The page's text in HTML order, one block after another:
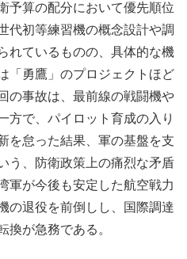
予算の配分において優先順位
代初等練習機の概念設計や調
れているものの、具体的な機
「勇鷹」のプロジェクトほど
の事故は、最前線の戦闘機や
方で、パイロット育成の入り
を怠った結果、軍の基盤を支
う、防衛政策上の痛烈な矛盾
軍が今後も安定した航空戦力
の退役を前倒しし、国際調達
換が急務である。